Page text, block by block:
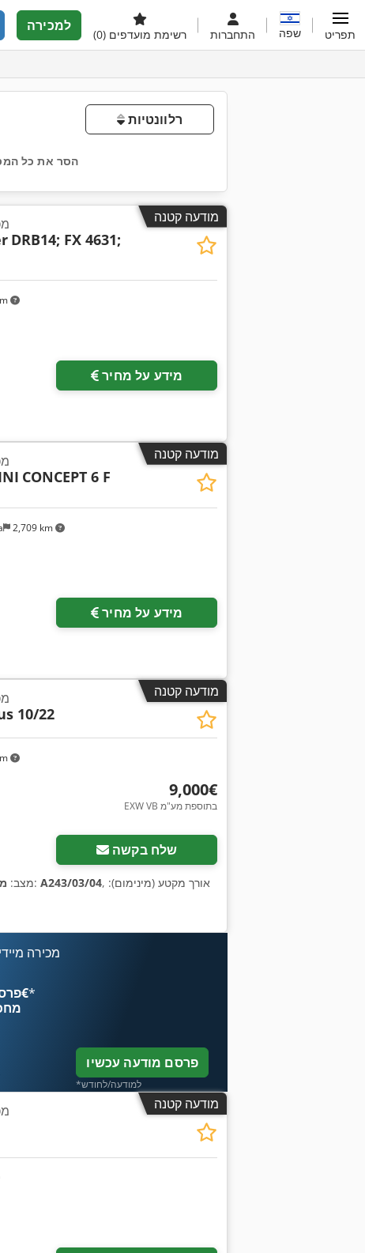
למכירה
רשימת מועדפים (0) התחברות שפה תפריט
רלוונטיות
הסר את כל
מודעה קטנה
DRB14; FX 4631;
מידע על מחיר
מודעה קטנה
2,709 km
CONCEPT 6 F
מידע על מחיר
מודעה קטנה
10/22
‏9,000 ‏€
EXW VB בתוספת מע"מ
שלח בקשה
מצב:, מספר מכונה/רכב: A243/03/04 , אורך מקטע (מינימום):
מכירה
פרסם עכשיו החל מ־‏4.49 ‏€*
פרסם מודעה עכשיו
*למודעה/לחודש
מודעה קטנה